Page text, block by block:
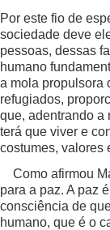
Por este fio de
sociedade deve
pessoas, dessas
humano
a mola propulsora
refugiados,
que, adentrando a
terá que viver e
costumes, valores
Como afirmou
para a paz. A paz
consciência de
humano, que é o